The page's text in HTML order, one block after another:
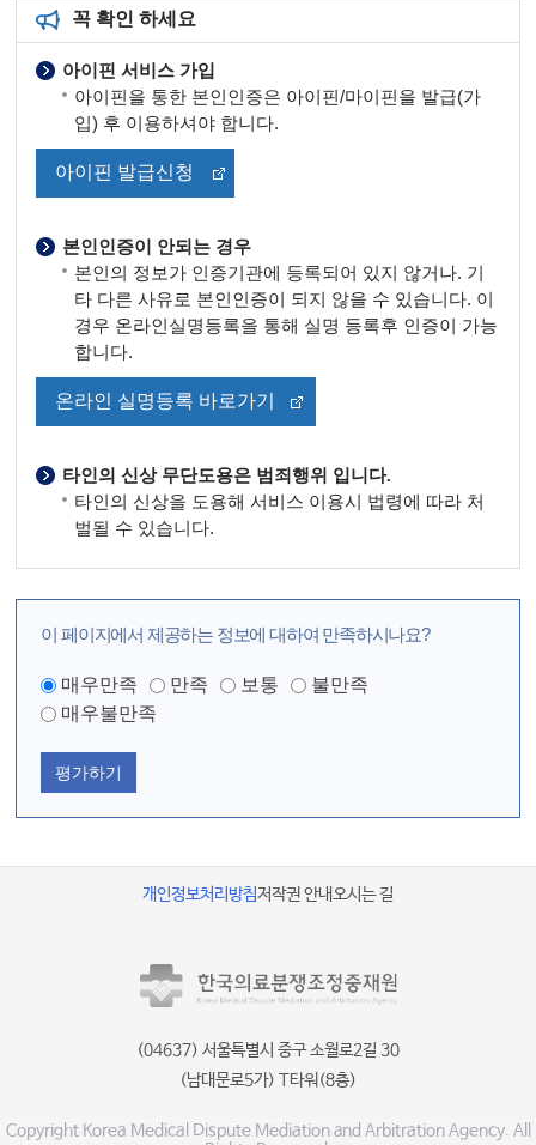
꼭 확인 하세요
아이핀 서비스 가입
아이핀을 통한 본인인증은 아이핀/마이핀을 발급(가
입) 후 이용하셔야 합니다.
아이핀 발급신청
본인인증이 안되는 경우
본인의 정보가 인증기관에 등록되어 있지 않거나. 기
타 다른 사유로 본인인증이 되지 않을 수 있습니다. 이
경우 온라인실명등록을 통해 실명 등록후 인증이 가능
합니다.
온라인 실명등록 바로가기
타인의 신상 무단도용은 범죄행위 입니다.
타인의 신상을 도용해 서비스 이용시 법령에 따라 처
벌될 수 있습니다.
이 페이지에서 제공하는 정보에 대하여 만족하시나요?
매우만족 만족 보통
불만족
매우불만족
평가하기
개인정보처리방침저작권 안내오시는 길
(04637) 서울특별시 중구 소월로2길 30
(남대문로5가) T타워(8층)
Copyright Korea Medical Dispute Mediation and Arbitration Agency. All